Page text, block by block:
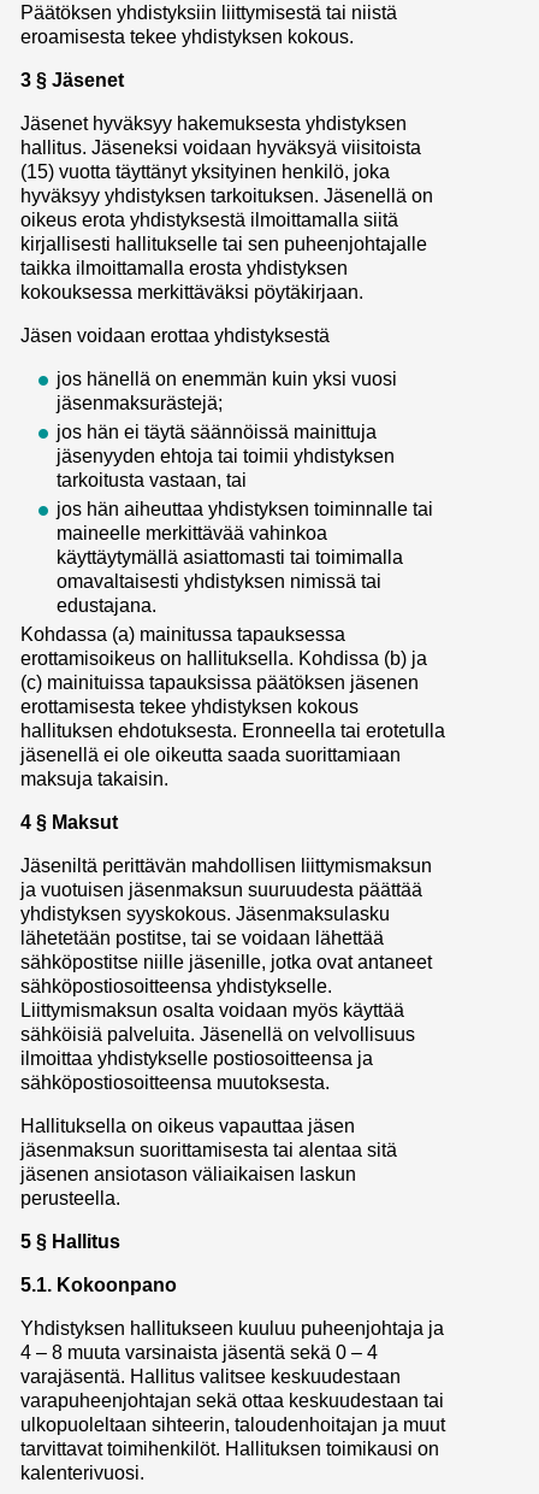
Päätöksen yhdistyksiin liittymisestä tai niistä
eroamisesta tekee yhdistyksen kokous.
3 § Jäsenet
Jäsenet hyväksyy hakemuksesta yhdistyksen
hallitus. Jäseneksi voidaan hyväksyä viisitoista
(15) vuotta täyttänyt yksityinen henkilö, joka
hyväksyy yhdistyksen tarkoituksen. Jäsenellä on
oikeus erota yhdistyksestä ilmoittamalla siitä
kirjallisesti hallitukselle tai sen puheenjohtajalle
taikka ilmoittamalla erosta yhdistyksen
kokouksessa merkittäväksi pöytäkirjaan.
Jäsen voidaan erottaa yhdistyksestä
jos hänellä on enemmän kuin yksi vuosi
jäsenmaksurästejä;
jos hän ei täytä säännöissä mainittuja
jäsenyyden ehtoja tai toimii yhdistyksen
tarkoitusta vastaan, tai
jos hän aiheuttaa yhdistyksen toiminnalle tai
maineelle merkittävää vahinkoa
käyttäytymällä asiattomasti tai toimimalla
omavaltaisesti yhdistyksen nimissä tai
edustajana.
Kohdassa (a) mainitussa tapauksessa
erottamisoikeus on hallituksella. Kohdissa (b) ja
(c) mainituissa tapauksissa päätöksen jäsenen
erottamisesta tekee yhdistyksen kokous
hallituksen ehdotuksesta. Eronneella tai erotetulla
jäsenellä ei ole oikeutta saada suorittamiaan
maksuja takaisin.
4 § Maksut
Jäseniltä perittävän mahdollisen liittymismaksun
ja vuotuisen jäsenmaksun suuruudesta päättää
yhdistyksen syyskokous. Jäsenmaksulasku
lähetetään postitse, tai se voidaan lähettää
sähköpostitse niille jäsenille, jotka ovat antaneet
sähköpostiosoitteensa yhdistykselle.
Liittymismaksun osalta voidaan myös käyttää
sähköisiä palveluita. Jäsenellä on velvollisuus
ilmoittaa yhdistykselle postiosoitteensa ja
sähköpostiosoitteensa muutoksesta.
Hallituksella on oikeus vapauttaa jäsen
jäsenmaksun suorittamisesta tai alentaa sitä
jäsenen ansiotason väliaikaisen laskun
perusteella.
5 § Hallitus
5.1. Kokoonpano
Yhdistyksen hallitukseen kuuluu puheenjohtaja ja
4 – 8 muuta varsinaista jäsentä sekä 0 – 4
varajäsentä. Hallitus valitsee keskuudestaan
varapuheenjohtajan sekä ottaa keskuudestaan tai
ulkopuoleltaan sihteerin, taloudenhoitajan ja muut
tarvittavat toimihenkilöt. Hallituksen toimikausi on
kalenterivuosi.